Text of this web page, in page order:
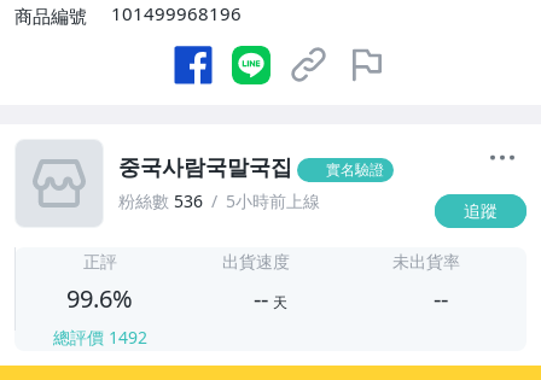
商品編號
101499968196
중국사람국말국집 實名驗證
粉絲數 536 5小時前上線 追蹤
正評
99.6%
總評價 1492
出貨速度
-- 天
未出貨率
--